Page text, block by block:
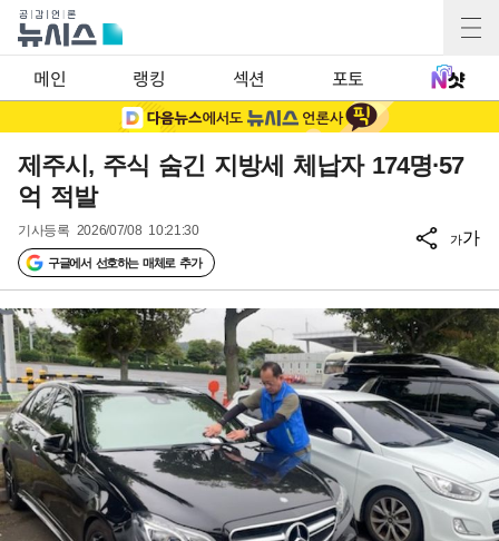
메인 랭킹 섹션 포토
제주시, 주식 숨긴 지방세 체납자 174명·57
억 적발
기사등록 2026/07/08 10:21:30
구글에서 선호하는 매체로 추가
가가